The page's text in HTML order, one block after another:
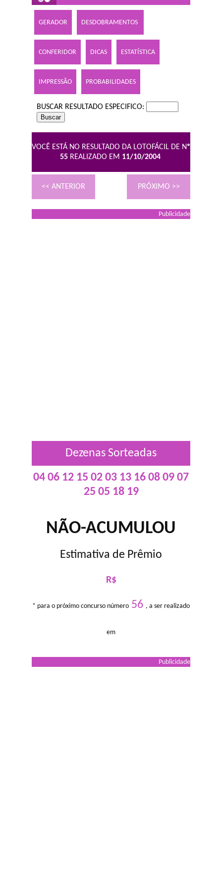
GERADOR DESDOBRAMENTOS
CONFERIDOR DICAS ESTATÍSTICA
IMPRESSÃO PROBABILIDADES
BUSCAR RESULTADO ESPECIFICO:
VOCÊ ESTÁ NO RESULTADO DA LOTOFÁCIL DE Nº
55 REALIZADO EM 11/10/2004
<< ANTERIOR PRÓXIMO >>
Publicidade
Dezenas Sorteadas
04 06 12 15 02 03 13 16 08 09 07
25 05 18 19
NÃO-ACUMULOU
Estimativa de Prêmio
R$
* para o próximo concurso número 56 , a ser realizado
em
Publicidade